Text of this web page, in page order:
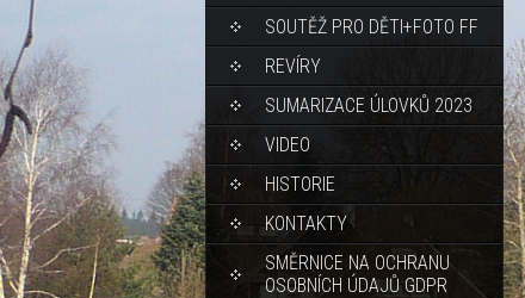
SOUTĚŽ PRO DĚTI+FOTO FF
REVÍRY
SUMARIZACE ÚLOVKŮ 2023
VIDEO
HISTORIE
KONTAKTY
SMĚRNICE NA OCHRANU
OSOBNÍCH ÚDAJŮ GDPR